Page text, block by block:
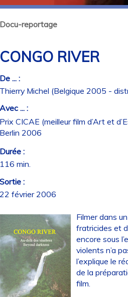
reportage
RIVER
... :
Michel (Belgique 2005 -
... :
CICAE (meilleur film d’Art et
2006
:
min.
:
février 2006
Filmer dans
fratricides et
encore sous
violents n’a
l’explique le
de la
film.